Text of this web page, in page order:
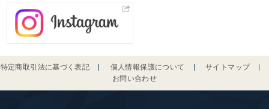
特定商取引法に基づく表記 個人情報保護について
サイトマップ
お問い合わせ